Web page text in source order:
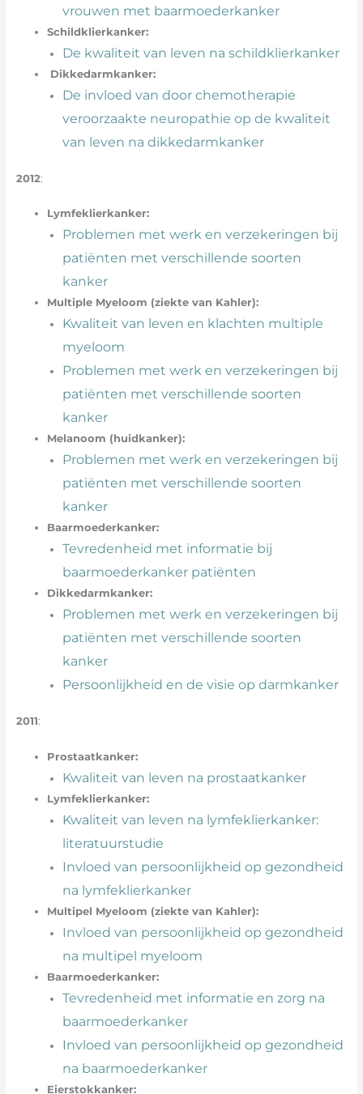
vrouwen met baarmoederkanker
Schildklierkanker:
De kwaliteit van leven na schildklierkanker
Dikkedarmkanker:
De invloed van door chemotherapie
veroorzaakte neuropathie op de kwaliteit
van leven na dikkedarmkanker
2012:
Lymfeklierkanker:
Problemen met werk en verzekeringen bij
patiënten met verschillende soorten
kanker
Multiple Myeloom (ziekte van Kahler):
Kwaliteit van leven en klachten multiple
myeloom
Problemen met werk en verzekeringen bij
patiënten met verschillende soorten
kanker
Melanoom (huidkanker):
Problemen met werk en verzekeringen bij
patiënten met verschillende soorten
kanker
Baarmoederkanker:
Tevredenheid met informatie bij
baarmoederkanker patiënten
Dikkedarmkanker:
Problemen met werk en verzekeringen bij
patiënten met verschillende soorten
kanker
Persoonlijkheid en de visie op darmkanker
2011:
Prostaatkanker:
Kwaliteit van leven na prostaatkanker
Lymfeklierkanker:
Kwaliteit van leven na lymfeklierkanker:
literatuurstudie
Invloed van persoonlijkheid op gezondheid
na lymfeklierkanker
Multipel Myeloom (ziekte van Kahler):
Invloed van persoonlijkheid op gezondheid
na multipel myeloom
Baarmoederkanker:
Tevredenheid met informatie en zorg na
baarmoederkanker
Invloed van persoonlijkheid op gezondheid
na baarmoederkanker
Eierstokkanker: